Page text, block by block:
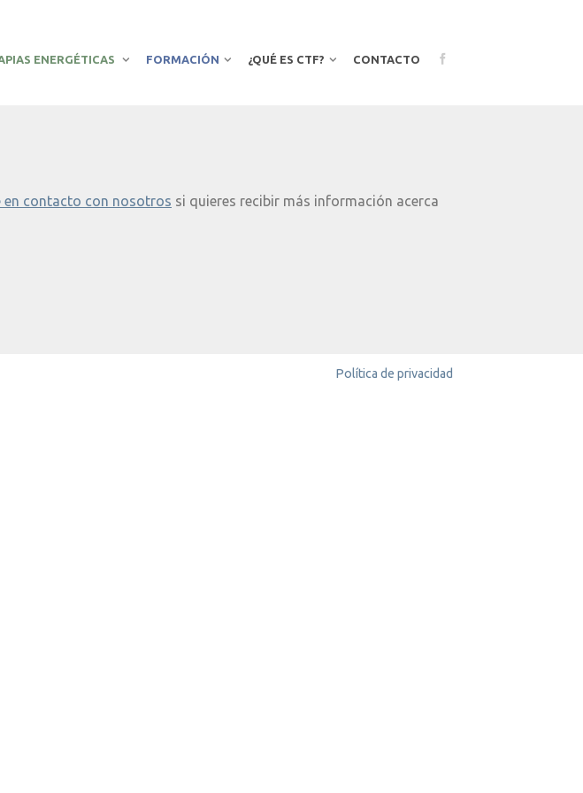
ENERGÉTICAS FORMACIÓN ¿QUÉ ES CTF? CONTACTO
en contacto con nosotros si quieres recibir más información acerca
Política de privacidad